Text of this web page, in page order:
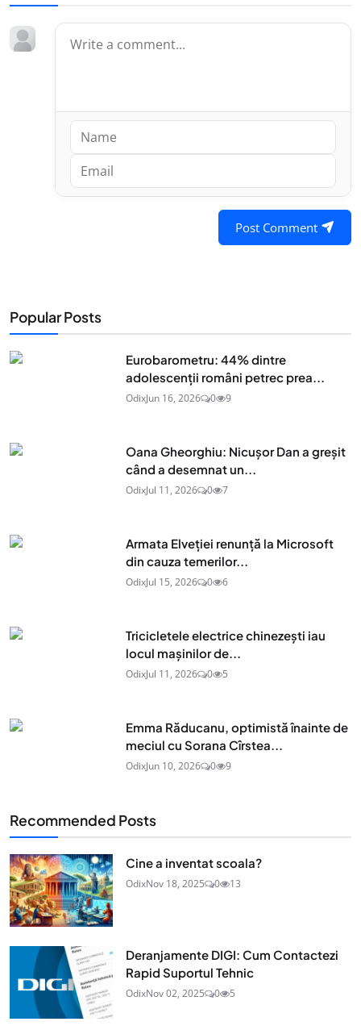
Post Comment
Popular Posts
Eurobarometru: 44% dintre
adolescenţii români petrec prea...
OdixJun 16, 2026 0 9
Oana Gheorghiu: Nicușor Dan a greșit
când a desemnat un...
OdixJul 11, 2026 0 7
Armata Elveției renunță la Microsoft
din cauza temerilor...
OdixJul 15, 2026 0 6
Tricicletele electrice chinezești iau
locul mașinilor de...
OdixJul 11, 2026 0 5
Emma Răducanu, optimistă înainte de
meciul cu Sorana Cîrstea...
OdixJun 10, 2026 0 9
Recommended Posts
Cine a inventat scoala?
OdixNov 18, 2025 0 13
Deranjamente DIGI: Cum Contactezi
Rapid Suportul Tehnic
OdixNov 02, 2025 0 5